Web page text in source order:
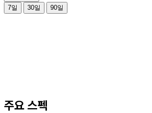
7일
30일 90일
주요 스펙